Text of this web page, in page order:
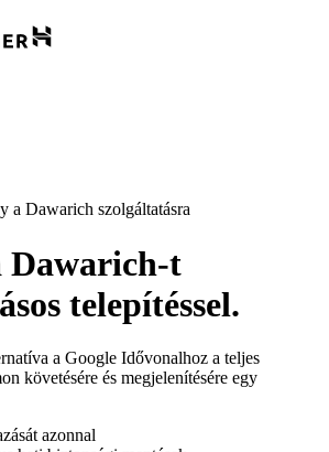
a Dawarich szolgáltatásra
Dawarich-t
telepítéssel.
a Google Idővonalhoz a teljes
követésére és megjelenítésére egy
azonnal